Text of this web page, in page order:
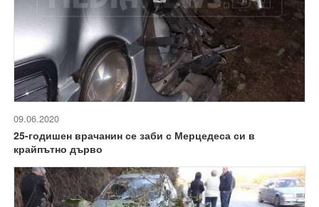
09.06.2020
25-годишен врачанин се заби с Мерцедеса си в
крайпътно дърво